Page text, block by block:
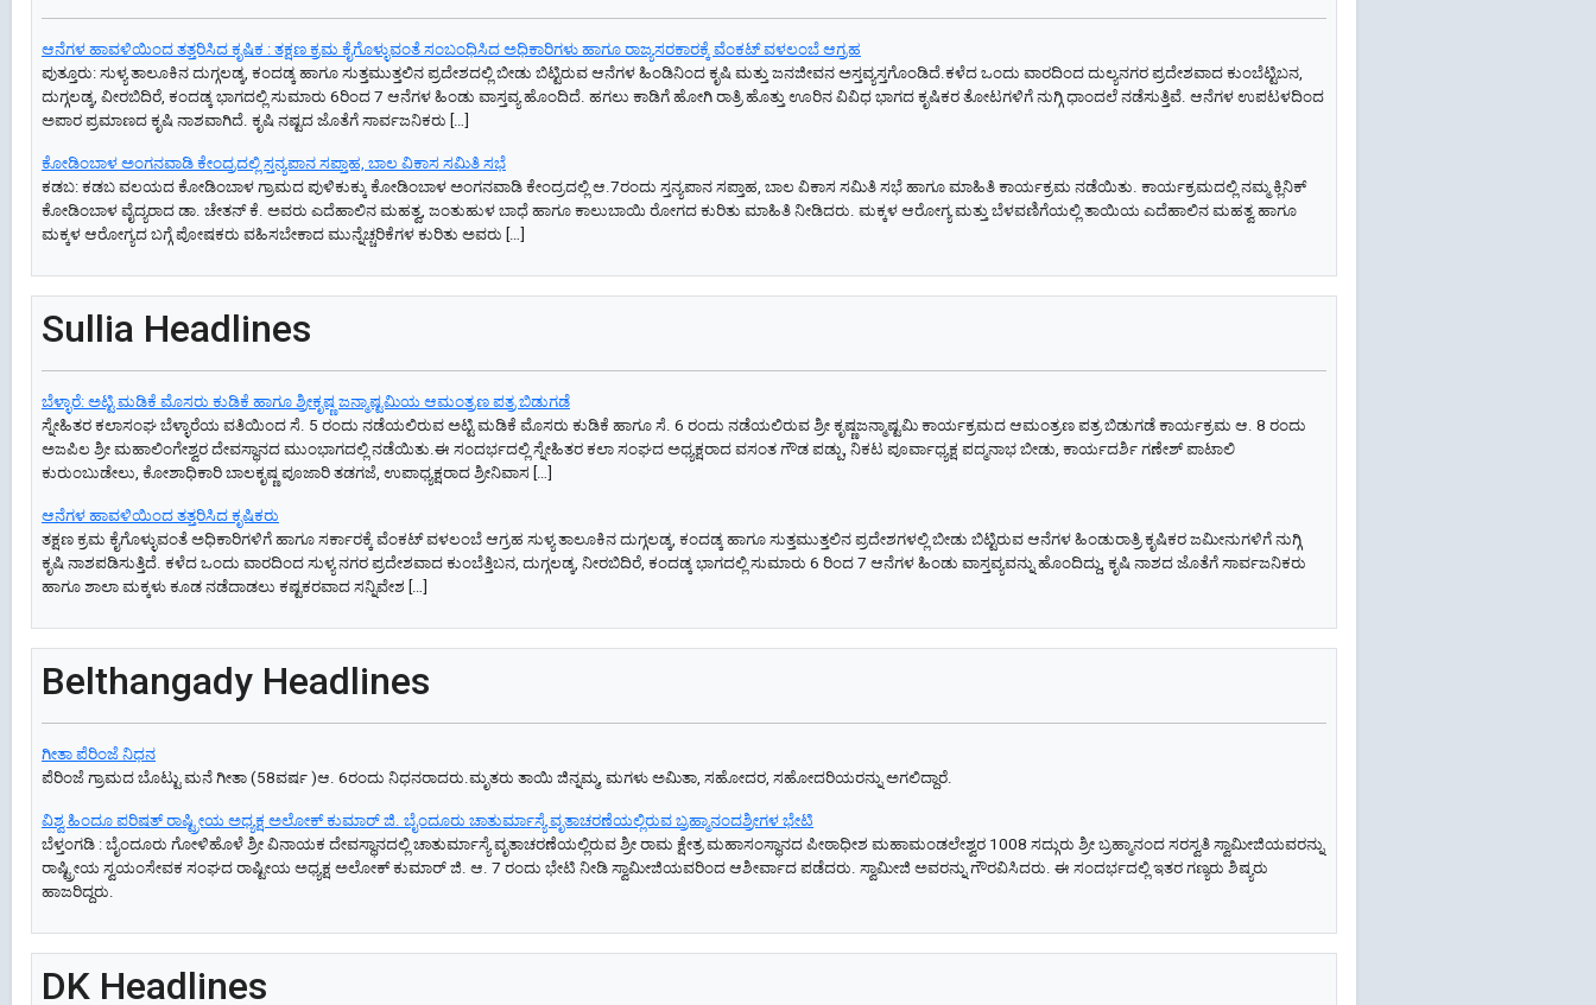
ಆನೆಗಳ ಹಾವಳಿಯಿಂದ ತತ್ತರಿಸಿದ ಕೃಷಿಕ : ತಕ್ಷಣ ಕ್ರಮ ಕೈಗೊಳ್ಳುವಂತೆ ಸಂಬಂಧಿಸಿದ ಅಧಿಕಾರಿಗಳು ಹಾಗೂ ರಾಜ್ಯಸರಕಾರಕ್ಕೆ ವೆಂಕಟ್ ವಳಲಂಬೆ ಆಗ್ರಹ
ಪುತ್ತೂರು: ಸುಳ್ಯ ತಾಲೂಕಿನ ದುಗ್ಗಲಡ್ಕ, ಕಂದಡ್ಕ ಹಾಗೂ ಸುತ್ತಮುತ್ತಲಿನ ಪ್ರದೇಶದಲ್ಲಿ ಬೀಡು ಬಿಟ್ಟಿರುವ ಆನೆಗಳ ಹಿಂಡಿನಿಂದ ಕೃಷಿ ಮತ್ತು ಜನಜೀವನ ಅಸ್ತವ್ಯಸ್ತಗೊಂಡಿದೆ.ಕಳೆದ ಒಂದು ವಾರದಿಂದ ದುಲ್ಯನಗರ ಪ್ರದೇಶವಾದ ಕುಂಬೆಟ್ಟಿಬನ,
ದುಗ್ಗಲಡ್ಕ, ವೀರಬಿದಿರೆ, ಕಂದಡ್ಕ ಭಾಗದಲ್ಲಿ ಸುಮಾರು 6ರಿಂದ 7 ಆನೆಗಳ ಹಿಂಡು ವಾಸ್ತವ್ಯ ಹೊಂದಿದೆ. ಹಗಲು ಕಾಡಿಗೆ ಹೋಗಿ ರಾತ್ರಿ ಹೊತ್ತು ಊರಿನ ವಿವಿಧ ಭಾಗದ ಕೃಷಿಕರ ತೋಟಗಳಿಗೆ ನುಗ್ಗಿ ಧಾಂದಲೆ ನಡೆಸುತ್ತಿವೆ. ಆನೆಗಳ ಉಪಟಳದಿಂದ
ಅಪಾರ ಪ್ರಮಾಣದ ಕೃಷಿ ನಾಶವಾಗಿದೆ. ಕೃಷಿ ನಷ್ಟದ ಜೊತೆಗೆ ಸಾರ್ವಜನಿಕರು […]
ಕೋಡಿಂಬಾಳ ಅಂಗನವಾಡಿ ಕೇಂದ್ರದಲ್ಲಿ ಸ್ತನ್ಯಪಾನ ಸಪ್ತಾಹ, ಬಾಲ ವಿಕಾಸ ಸಮಿತಿ ಸಭೆ
ಕಡಬ: ಕಡಬ ವಲಯದ ಕೋಡಿಂಬಾಳ ಗ್ರಾಮದ ಪುಳಿಕುಕ್ಕು ಕೋಡಿಂಬಾಳ ಅಂಗನವಾಡಿ ಕೇಂದ್ರದಲ್ಲಿ ಆ.7ರಂದು ಸ್ತನ್ಯಪಾನ ಸಪ್ತಾಹ, ಬಾಲ ವಿಕಾಸ ಸಮಿತಿ ಸಭೆ ಹಾಗೂ ಮಾಹಿತಿ ಕಾರ್ಯಕ್ರಮ ನಡೆಯಿತು. ಕಾರ್ಯಕ್ರಮದಲ್ಲಿ ನಮ್ಮ ಕ್ಲಿನಿಕ್
ಕೋಡಿಂಬಾಳ ವೈದ್ಯರಾದ ಡಾ. ಚೇತನ್ ಕೆ. ಅವರು ಎದೆಹಾಲಿನ ಮಹತ್ವ, ಜಂತುಹುಳ ಬಾಧೆ ಹಾಗೂ ಕಾಲುಬಾಯಿ ರೋಗದ ಕುರಿತು ಮಾಹಿತಿ ನೀಡಿದರು. ಮಕ್ಕಳ ಆರೋಗ್ಯ ಮತ್ತು ಬೆಳವಣಿಗೆಯಲ್ಲಿ ತಾಯಿಯ ಎದೆಹಾಲಿನ ಮಹತ್ವ ಹಾಗೂ
ಮಕ್ಕಳ ಆರೋಗ್ಯದ ಬಗ್ಗೆ ಪೋಷಕರು ವಹಿಸಬೇಕಾದ ಮುನ್ನೆಚ್ಚರಿಕೆಗಳ ಕುರಿತು ಅವರು […]
Sullia Headlines
ಬೆಳ್ಳಾರೆ: ಅಟ್ಟಿ ಮಡಿಕೆ ಮೊಸರು ಕುಡಿಕೆ ಹಾಗೂ ಶ್ರೀಕೃಷ್ಣ ಜನ್ಮಾಷ್ಟಮಿಯ ಆಮಂತ್ರಣ ಪತ್ರ ಬಿಡುಗಡೆ
ಸ್ನೇಹಿತರ ಕಲಾಸಂಘ ಬೆಳ್ಳಾರೆಯ ವತಿಯಿಂದ ಸೆ. 5 ರಂದು ನಡೆಯಲಿರುವ ಅಟ್ಟಿ ಮಡಿಕೆ ಮೊಸರು ಕುಡಿಕೆ ಹಾಗೂ ಸೆ. 6 ರಂದು ನಡೆಯಲಿರುವ ಶ್ರೀ ಕೃಷ್ಣಜನ್ಮಾಷ್ಟಮಿ ಕಾರ್ಯಕ್ರಮದ ಆಮಂತ್ರಣ ಪತ್ರ ಬಿಡುಗಡೆ ಕಾರ್ಯಕ್ರಮ ಆ. 8 ರಂದು
ಅಜಪಿಲ ಶ್ರೀ ಮಹಾಲಿಂಗೇಶ್ವರ ದೇವಸ್ಥಾನದ ಮುಂಭಾಗದಲ್ಲಿ ನಡೆಯಿತು.ಈ ಸಂದರ್ಭದಲ್ಲಿ ಸ್ನೇಹಿತರ ಕಲಾ ಸಂಘದ ಅಧ್ಯಕ್ಷರಾದ ವಸಂತ ಗೌಡ ಪಡ್ಪು, ನಿಕಟ ಪೂರ್ವಾಧ್ಯಕ್ಷ ಪದ್ಮನಾಭ ಬೀಡು, ಕಾರ್ಯದರ್ಶಿ ಗಣೇಶ್ ಪಾಟಾಲಿ
ಕುರುಂಬುಡೇಲು, ಕೋಶಾಧಿಕಾರಿ ಬಾಲಕೃಷ್ಣ ಪೂಜಾರಿ ತಡಗಜೆ, ಉಪಾಧ್ಯಕ್ಷರಾದ ಶ್ರೀನಿವಾಸ […]
ಆನೆಗಳ ಹಾವಳಿಯಿಂದ ತತ್ತರಿಸಿದ ಕೃಷಿಕರು
ತಕ್ಷಣ ಕ್ರಮ ಕೈಗೊಳ್ಳುವಂತೆ ಅಧಿಕಾರಿಗಳಿಗೆ ಹಾಗೂ ಸರ್ಕಾರಕ್ಕೆ ವೆಂಕಟ್‌ ವಳಲಂಬೆ ಆಗ್ರಹ ಸುಳ್ಯ ತಾಲೂಕಿನ ದುಗ್ಗಲಡ್ಕ, ಕಂದಡ್ಕ ಹಾಗೂ ಸುತ್ತಮುತ್ತಲಿನ ಪ್ರದೇಶಗಳಲ್ಲಿ ಬೀಡು ಬಿಟ್ಟಿರುವ ಆನೆಗಳ ಹಿಂಡುರಾತ್ರಿ ಕೃಷಿಕರ ಜಮೀನುಗಳಿಗೆ ನುಗ್ಗಿ
ಕೃಷಿ ನಾಶಪಡಿಸುತ್ತಿದೆ. ಕಳೆದ ಒಂದು ವಾರದಿಂದ ಸುಳ್ಯ ನಗರ ಪ್ರದೇಶವಾದ ಕುಂಬೆತ್ತಿಬನ, ದುಗ್ಗಲಡ್ಕ, ನೀರಬಿದಿರೆ, ಕಂದಡ್ಕ ಭಾಗದಲ್ಲಿ ಸುಮಾರು 6 ರಿಂದ 7 ಆನೆಗಳ ಹಿಂಡು ವಾಸ್ತವ್ಯವನ್ನು ಹೊಂದಿದ್ದು, ಕೃಷಿ ನಾಶದ ಜೊತೆಗೆ ಸಾರ್ವಜನಿಕರು
ಹಾಗೂ ಶಾಲಾ ಮಕ್ಕಳು ಕೂಡ ನಡೆದಾಡಲು ಕಷ್ಟಕರವಾದ ಸನ್ನಿವೇಶ […]
Belthangady Headlines
ಗೀತಾ ಪೆರಿಂಜೆ ನಿಧನ
ಪೆರಿಂಜೆ ಗ್ರಾಮದ ಬೊಟ್ಟು ಮನೆ ಗೀತಾ (58ವರ್ಷ )ಆ. 6ರಂದು ನಿಧನರಾದರು.ಮೃತರು ತಾಯಿ ಜಿನ್ನಮ್ಮ, ಮಗಳು ಅಮಿತಾ, ಸಹೋದರ, ಸಹೋದರಿಯರನ್ನು ಅಗಲಿದ್ದಾರೆ.
ವಿಶ್ವ ಹಿಂದೂ ಪರಿಷತ್ ರಾಷ್ಟ್ರೀಯ ಅಧ್ಯಕ್ಷ ಅಲೋಕ್ ಕುಮಾರ್ ಜಿ. ಬೈಂದೂರು ಚಾತುರ್ಮಾಸ್ಯೆ ವೃತಾಚರಣೆಯಲ್ಲಿರುವ ಬ್ರಹ್ಮಾನಂದಶ್ರೀಗಳ ಭೇಟಿ
ಬೆಳ್ತಂಗಡಿ : ಬೈಂದೂರು ಗೋಳಿಹೊಳೆ ಶ್ರೀ ವಿನಾಯಕ ದೇವಸ್ಥಾನದಲ್ಲಿ ಚಾತುರ್ಮಾಸ್ಯೆ ವೃತಾಚರಣೆಯಲ್ಲಿರುವ ಶ್ರೀ ರಾಮ ಕ್ಷೇತ್ರ ಮಹಾಸಂಸ್ಥಾನದ ಪೀಠಾಧೀಶ ಮಹಾಮಂಡಲೇಶ್ವರ 1008 ಸದ್ಗುರು ಶ್ರೀ ಬ್ರಹ್ಮಾನಂದ ಸರಸ್ವತಿ ಸ್ವಾಮೀಜಿಯವರನ್ನು
ರಾಷ್ಟ್ರೀಯ ಸ್ವಯಂಸೇವಕ ಸಂಘದ ರಾಷ್ಟೀಯ ಅಧ್ಯಕ್ಷ ಅಲೋಕ್ ಕುಮಾರ್ ಜಿ. ಆ. 7 ರಂದು ಭೇಟಿ ನೀಡಿ ಸ್ವಾಮೀಜಿಯವರಿಂದ ಆಶೀರ್ವಾದ ಪಡೆದರು. ಸ್ವಾಮೀಜಿ ಅವರನ್ನು ಗೌರವಿಸಿದರು. ಈ ಸಂದರ್ಭದಲ್ಲಿ ಇತರ ಗಣ್ಯರು ಶಿಷ್ಯರು
ಹಾಜರಿದ್ದರು.
DK Headlines